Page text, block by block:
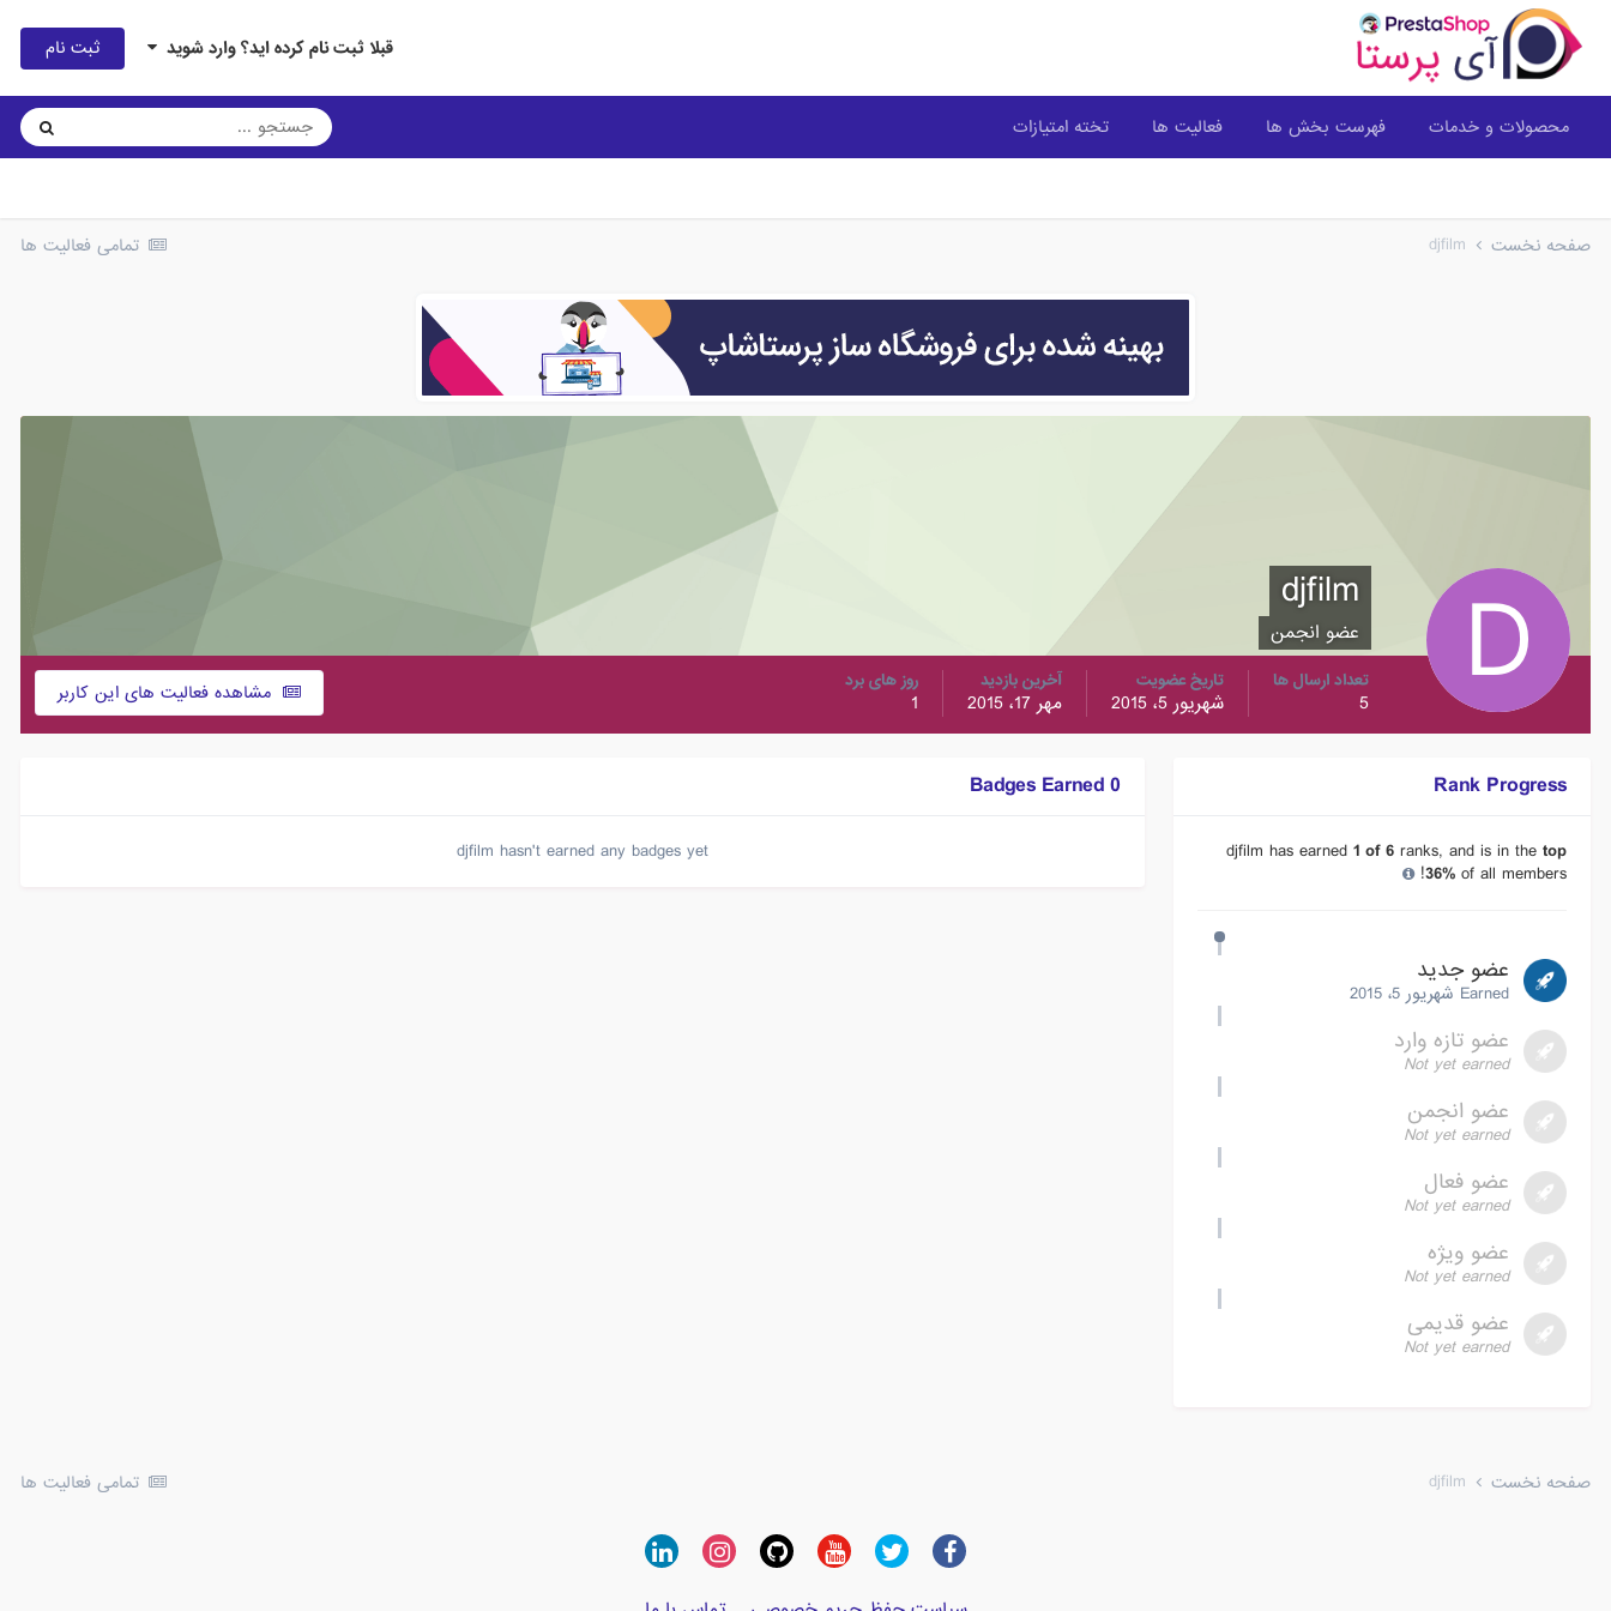
قبلا ثبت نام کرده اید؟ وارد شوید ثبت نام
محصولات و خدمات فهرست بخش ها فعالیت ها تخته امتیازات
تمامی فعالیت ها صفحه نخست djfilm
djfilm
عضو انجمن
مشاهده فعالیت های این کاربر تعداد ارسال ها
5
تاریخ عضویت
شهریور 5، 2015
آخرین بازدید
مهر 17، 2015
روز های برد
1
Rank Progress
djfilm has earned 1 of 6 ranks, and is in the top
36% of all members!
عضو جدید
Earned شهریور 5، 2015
عضو تازه وارد
Not yet earned
عضو انجمن
Not yet earned
عضو فعال
Not yet earned
عضو ویژه
Not yet earned
عضو قدیمی
Not yet earned
0 Badges Earned
djfilm hasn't earned any badges yet
تمامی فعالیت ها صفحه نخست djfilm